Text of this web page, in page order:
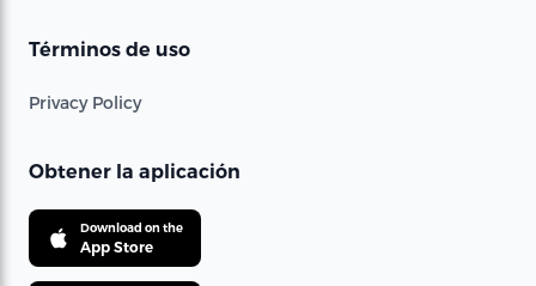
Términos de uso
Privacy Policy
Obtener la aplicación
Download on the
App Store